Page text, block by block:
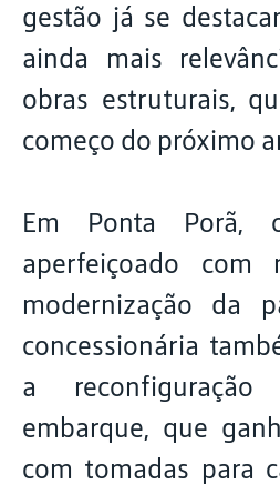
gestão já se
ainda mais
obras estruturais,
começo do próximo
Em Ponta Porã,
aperfeiçoado com
modernização da
concessionária
a
embarque, que
com tomadas para